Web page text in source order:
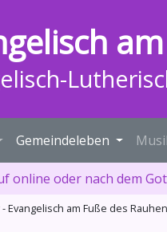
Gemeindeleben
online oder nach dem
Evangelisch am Fuße des